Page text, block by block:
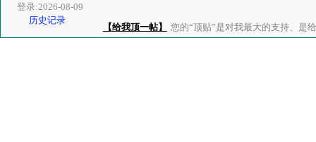
登录:2026-08-09
历史记录
【给我顶一帖】 您的“顶贴”是对我最大的支持、是